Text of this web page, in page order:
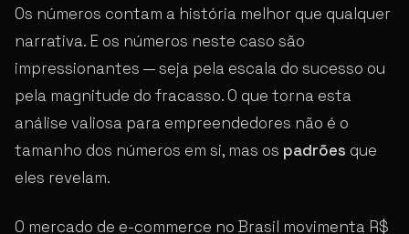
Os números contam a história melhor que qualquer
narrativa. E os números neste caso são
impressionantes — seja pela escala do sucesso ou
pela magnitude do fracasso. O que torna esta
análise valiosa para empreendedores não é o
tamanho dos números em si, mas os padrões que
eles revelam.
O mercado de e-commerce no Brasil movimenta R$